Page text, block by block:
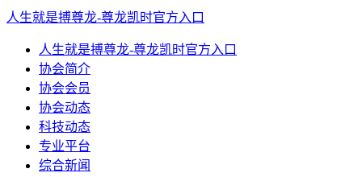
人生就是搏尊龙-尊龙凯时官方入口
人生就是搏尊龙-尊龙凯时官方入口
协会简介
协会会员
协会动态
科技动态
专业平台
综合新闻